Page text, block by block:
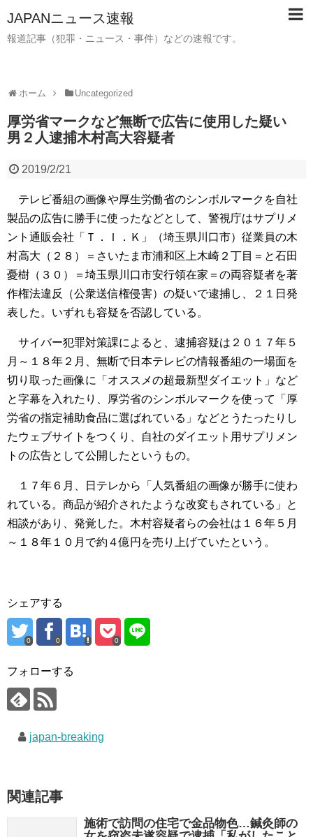
JAPANニュース速報
報道記事（犯罪・ニュース・事件）などの速報です。
ホーム Uncategorized
厚労省マークなど無断で広告に使用した疑い
男２人逮捕木村高大容疑者
2019/2/21
テレビ番組の画像や厚生労働省のシンボルマークを自社
製品の広告に勝手に使ったなどとして、警視庁はサプリメ
ント通販会社「Ｔ．Ｉ．Ｋ」（埼玉県川口市）従業員の木
村高大（２８）＝さいたま市浦和区上木崎２丁目＝と石田
憂樹（３０）＝埼玉県川口市安行領在家＝の両容疑者を著
作権法違反（公衆送信権侵害）の疑いで逮捕し、２１日発
表した。いずれも容疑を否認している。
サイバー犯罪対策課によると、逮捕容疑は２０１７年５
月～１８年２月、無断で日本テレビの情報番組の一場面を
切り取った画像に「オススメの超最新型ダイエット」など
と字幕を入れたり、厚労省のシンボルマークを使って「厚
労省の指定補助食品に選ばれている」などとうたったりし
たウェブサイトをつくり、自社のダイエット用サプリメン
トの広告として公開したというもの。
１７年６月、日テレから「人気番組の画像が勝手に使わ
れている。商品が紹介されたような改変もされている」と
相談があり、発覚した。木村容疑者らの会社は１６年５月
～１８年１０月で約４億円を売り上げていたという。
シェアする
0 0 0
フォローする
japan-breaking
関連記事
施術で訪問の住宅で金品物色…鍼灸師の